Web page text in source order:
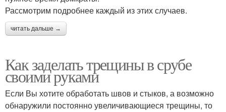
Рассмотрим подробнее каждый из этих случаев.
читать дальше →
Как заделать трещины в срубе
своими руками
Если Вы хотите обработать швов и стыков, а возможно
обнаружили постоянно увеличивающиеся трещины, то